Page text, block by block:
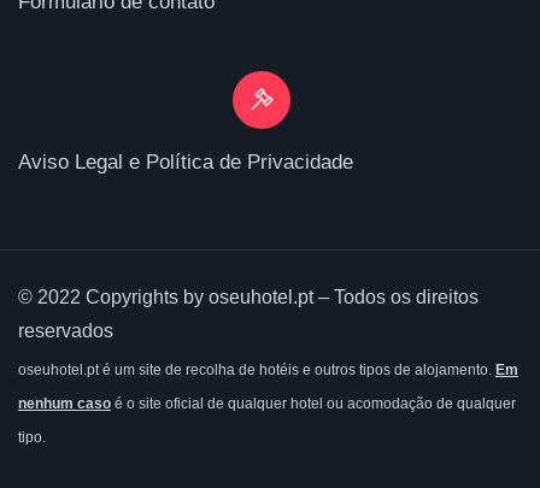
Aviso Legal e Política de Privacidade
© 2022 Copyrights by oseuhotel.pt – Todos os direitos
reservados
oseuhotel.pt é um site de recolha de hotéis e outros tipos de alojamento. Em
nenhum caso é o site oficial de qualquer hotel ou acomodação de qualquer
tipo.